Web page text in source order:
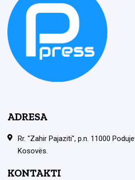
ADRESA
Rr. "Zahir Pajaziti", p.n. 11000
Kosovës.
KONTAKTI